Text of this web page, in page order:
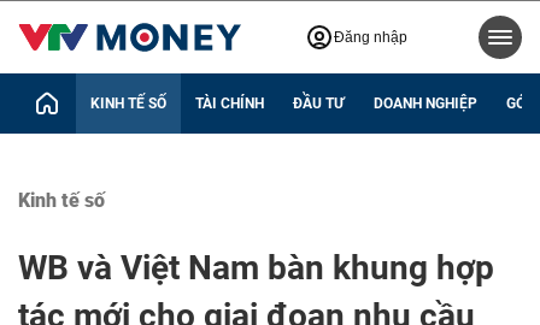
Đăng nhập
KINH TẾ SỐ TÀI CHÍNH ĐẦU TƯ DOANH NGHIỆP GÓC
Kinh tế số
WB và Việt Nam bàn khung hợp
tác mới cho giai đoạn nhu cầu